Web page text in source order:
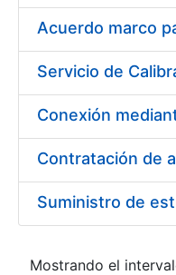
Mostrando el